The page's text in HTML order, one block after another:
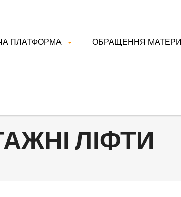
ПЛАТФОРМА ОБРАЩЕННЯ
ЛІФТИ